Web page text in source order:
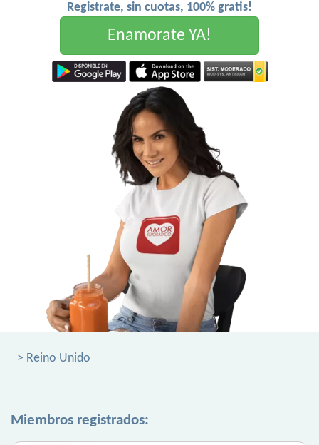
Registrate, sin cuotas, 100% gratis!
Enamorate YA!
> Reino Unido
Miembros registrados: